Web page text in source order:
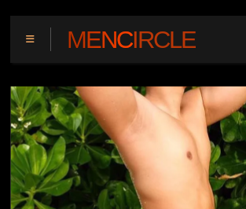
MENCIRCLE